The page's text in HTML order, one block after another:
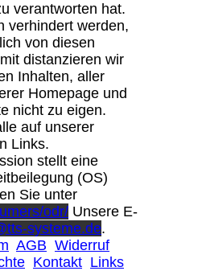
verantworten hat.
verhindert werden,
von diesen
distanzieren wir
Inhalten, aller
Homepage und
nicht zu eigen.
auf unserer
Links.
stellt eine
(OS)
Sie unter
odr/ Unsere E-
systeme.de.
AGB Widerruf
Kontakt Links